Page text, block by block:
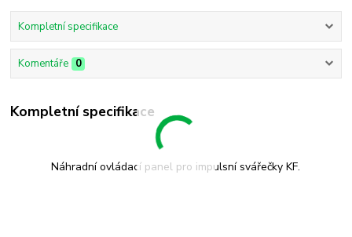
Kompletní specifikace
Komentáře 0
Kompletní specifikace
Náhradní ovládací panel pro impulsní svářečky KF.